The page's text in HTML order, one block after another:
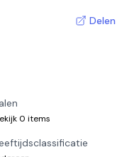
Delen
0 items